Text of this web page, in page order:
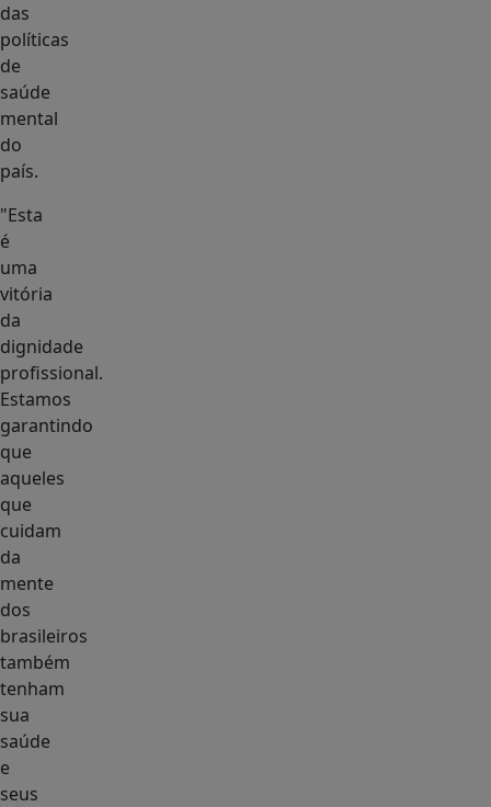
das
políticas
de
saúde
mental
do
país.
"Esta
é
uma
vitória
da
dignidade
profissional.
Estamos
garantindo
que
aqueles
que
cuidam
da
mente
dos
brasileiros
também
tenham
sua
saúde
e
seus